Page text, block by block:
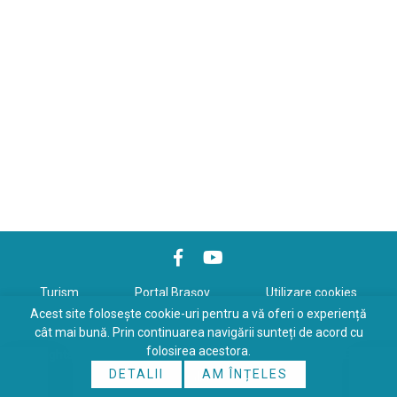
Turism Portal Braşov Utilizare cookies
Politică de confidenţialitate
Copyrights © 2026 All Rights Reserved. Powered by
Online
Acest site folosește cookie-uri pentru a vă oferi o experiență
cât mai bună. Prin continuarea navigării sunteți de acord cu
folosirea acestora.
DETALII
AM ÎNȚELES